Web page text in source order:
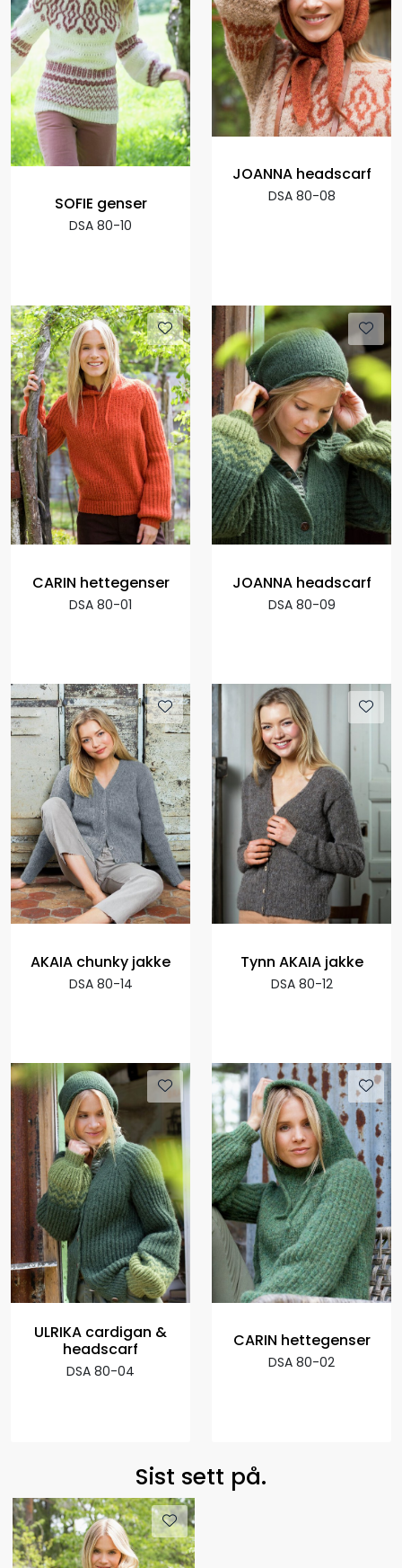
SOFIE genser
DSA 80-10
JOANNA headscarf
DSA 80-08
CARIN hettegenser
DSA 80-01
JOANNA headscarf
DSA 80-09
AKAIA chunky jakke
DSA 80-14
Tynn AKAIA jakke
DSA 80-12
ULRIKA cardigan &
headscarf
DSA 80-04
CARIN hettegenser
DSA 80-02
Sist sett på.